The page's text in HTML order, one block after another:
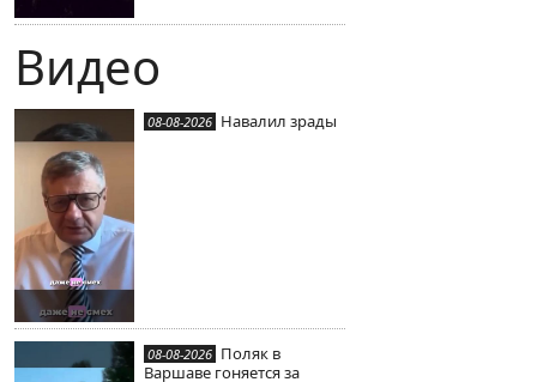
Видео
08-08-2026 Навалил зрады
08-08-2026 Поляк в
Варшаве гоняется за